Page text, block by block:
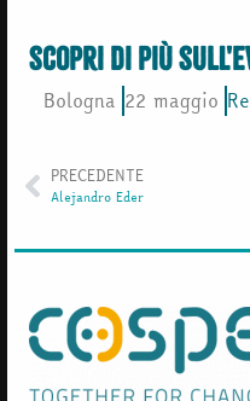
scopri di più
Bologna 22 maggio
PRECEDENTE
Alejandro Eder